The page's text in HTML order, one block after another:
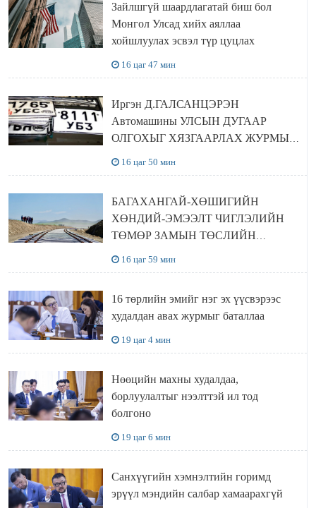
Зайлшгүй шаардлагатай биш бол
Монгол Улсад хийх аяллаа
хойшлуулах эсвэл түр цуцлах
16 цаг 47 мин
Иргэн Д.ГАЛСАНЦЭРЭН
Автомашины УЛСЫН ДУГААР
ОЛГОХЫГ ХЯЗГААРЛАХ ЖУРМЫГ
16 цаг 50 мин
БАГАХАНГАЙ-ХӨШИГИЙН
ХӨНДИЙ-ЭМЭЭЛТ ЧИГЛЭЛИЙН
ТӨМӨР ЗАМЫН ТӨСЛИЙН
16 цаг 59 мин
16 төрлийн эмийг нэг эх үүсвэрээс
худалдан авах журмыг баталлаа
19 цаг 4 мин
Нөөцийн махны худалдаа,
борлуулалтыг нээлттэй ил тод
болгоно
19 цаг 6 мин
Санхүүгийн хэмнэлтийн горимд
эрүүл мэндийн салбар хамаарахгүй